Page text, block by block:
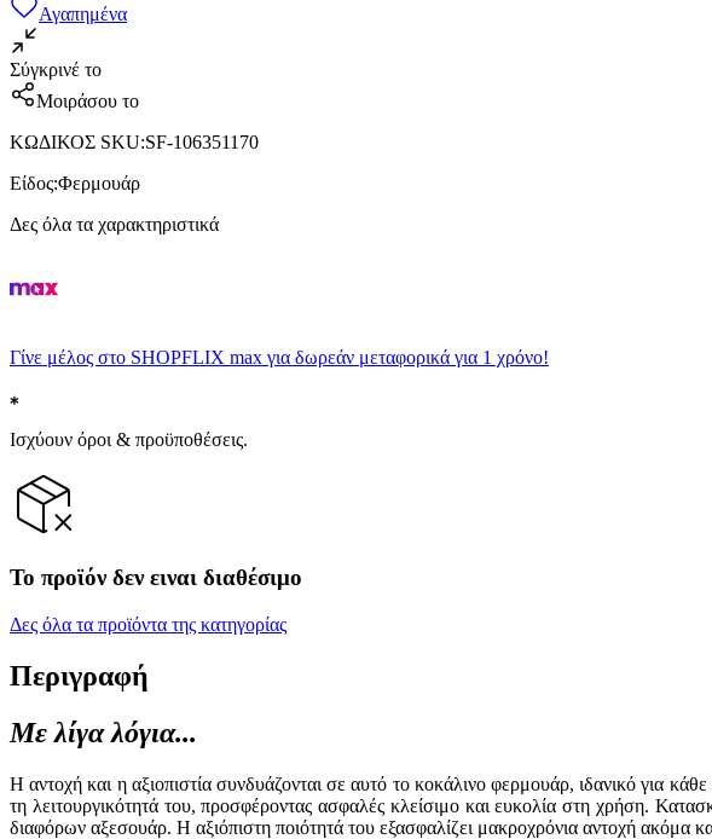
Αγαπημένα
Σύγκρινέ το
Μοιράσου το
ΚΩΔΙΚΟΣ SKU:SF-106351170
Είδος:Φερμουάρ
Δες όλα τα χαρακτηριστικά
Γίνε μέλος στο SHOPFLIX max για δωρεάν μεταφορικά για 1 χρόνο!
Ισχύουν όροι & προϋποθέσεις.
Το προϊόν δεν ειναι διαθέσιμο
Δες όλα τα προϊόντα της κατηγορίας
Περιγραφή
Με λίγα λόγια...
Η αντοχή και η αξιοπιστία συνδυάζονται σε αυτό το κοκάλινο φερμουάρ, ιδανικό για
τη λειτουργικότητά του, προσφέροντας ασφαλές κλείσιμο και ευκολία στη χρήση.
διαφόρων αξεσουάρ. Η αξιόπιστη ποιότητά του εξασφαλίζει μακροχρόνια αντοχή ακόμα